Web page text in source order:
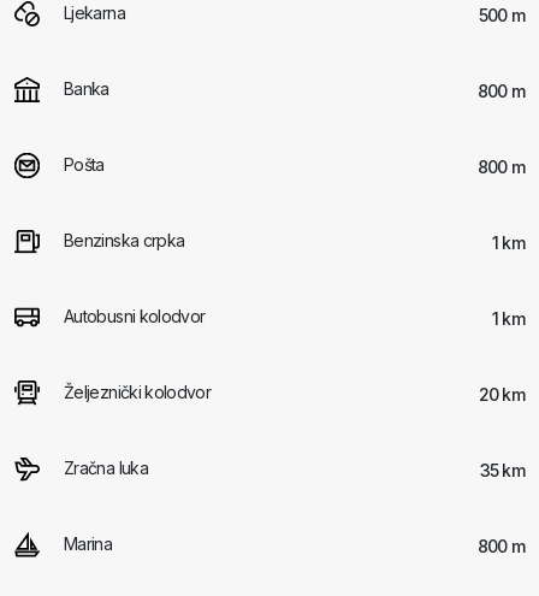
Ljekarna 500 m
Banka 800 m
Pošta 800 m
Benzinska crpka 1 km
Autobusni kolodvor 1 km
Željeznički kolodvor 20 km
Zračna luka 35 km
Marina 800 m